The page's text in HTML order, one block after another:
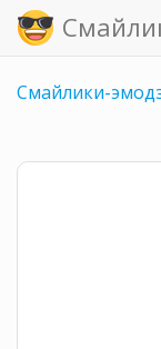
Смайлики-